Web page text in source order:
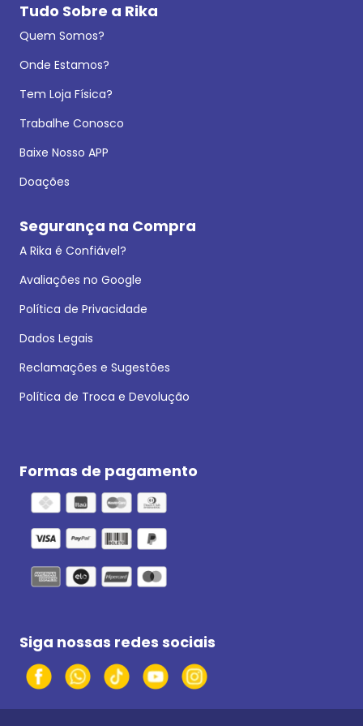
Tudo Sobre a Rika
Quem Somos?
Onde Estamos?
Tem Loja Física?
Trabalhe Conosco
Baixe Nosso APP
Doações
Segurança na Compra
A Rika é Confiável?
Avaliações no Google
Política de Privacidade
Dados Legais
Reclamações e Sugestões
Política de Troca e Devolução
Formas de pagamento
Siga nossas redes sociais